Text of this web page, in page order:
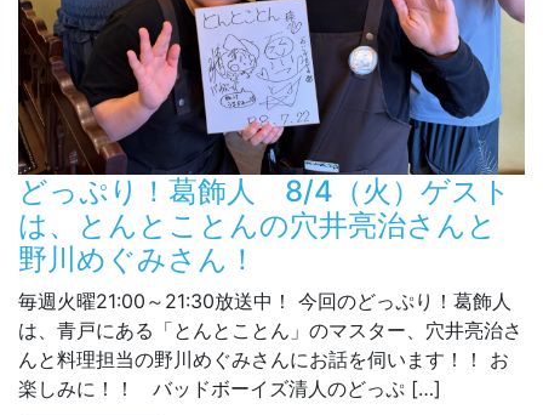
どっぷり！葛飾人 8/4（火）ゲスト
は、とんとことんの穴井亮治さんと
野川めぐみさん！
毎週火曜21:00～21:30放送中！ 今回のどっぷり！葛飾人
は、青戸にある「とんとことん」のマスター、穴井亮治さ
んと料理担当の野川めぐみさんにお話を伺います！！ お
楽しみに！！ バッドボーイズ清人のどっぷ […]